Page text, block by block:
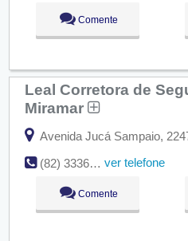
Comente
Leal Corretora de
Miramar
Avenida Jucá Sampaio,
(82) 3336-2050
ver telefone
Comente